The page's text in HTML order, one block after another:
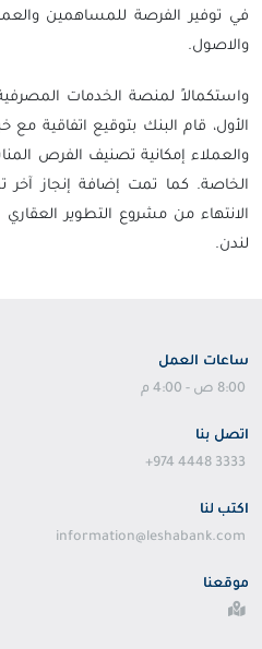
في توفير الفرصة للمساهمين
والاصول.
واستكمالاً لمنصة الخدمات
الأول، قام البنك بتوقيع اتفاقية مع
والعملاء إمكانية تصنيف الفرص
الخاصة. كما تمت إضافة إنجاز آخر
لندن.
ساعات العمل
8:00 ص - 4:00 م
اتصل بنا
+974 4448 3333
اكتب لنا
information@leshabank.com
موقعنا